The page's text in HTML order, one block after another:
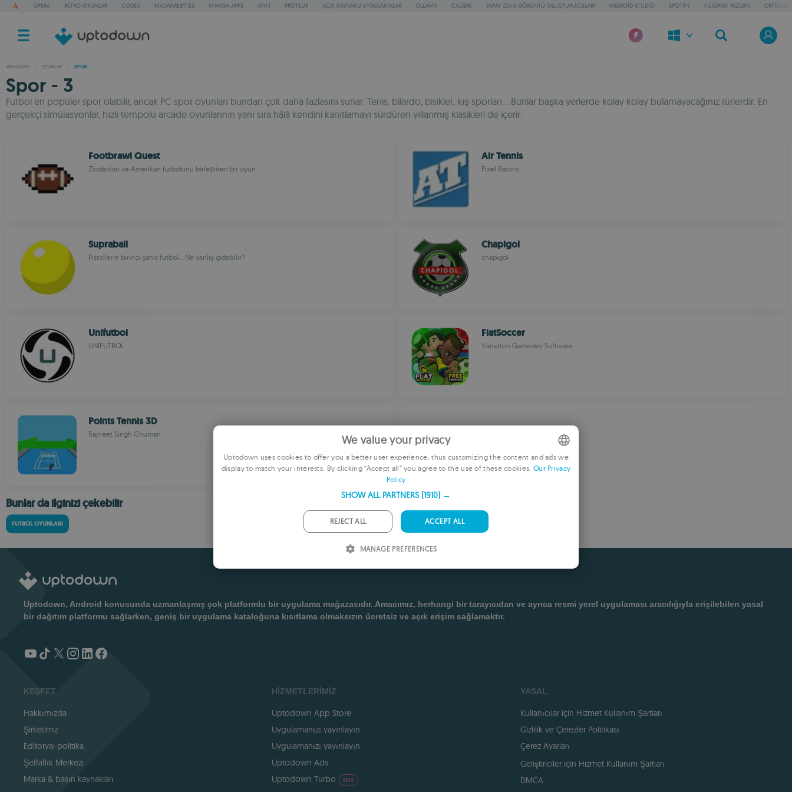
OPERA RETRO OYUNLAR CODEX MALWAREBYTES MANGA APPS ANKI PROTEUS AÇIK KAYNAKLI UYGULAMALAR OLLAMA CALIBRE YAPAY ZEKA GÖRÜNTÜ OLUŞTURUCULARI ANDROID STUDIO SPOTIFY FILIGRAN YAZILIMI
WINDOWS / OYUNLAR / SPOR
Spor - 3
Futbol en popüler spor olabilir, ancak PC spor oyunları bundan çok daha fazlasını sunar. Tenis, bilardo, bisiklet, kış sporları... Bunlar başka yerlerde kolay kolay bulamayacağınız türlerdir. En
gerçekçi simülasyonlar, hızlı tempolu arcade oyunlarının yanı sıra hâlâ kendini kanıtlamayı sürdüren yıllanmış klasikleri de içerir.
Footbrawl Quest
Zindanları ve Amerikan futbolunu birleştiren bir oyun
Air Tennis
Pixel Barons
Supraball
Pistollerle birinci şahıs futbol... Ne yanlış gidebilir?
Chapigol
chapigol
Unifutbol
UNIFUTBOL
FlatSoccer
Vanelton Gamedev Software
Points Tennis 3D
Rajneet Singh Ghuman
Bunlar da ilginizi çekebilir
FUTBOL OYUNLARI
Uptodown, Android konusunda uzmanlaşmış çok platformlu bir uygulama mağazasıdır. Amacımız, herhangi bir tarayıcıdan ve ayrıca resmi yerel uygulaması aracılığıyla erişilebilen yasal
bir dağıtım platformu sağlarken, geniş bir uygulama kataloğuna kısıtlama olmaksızın ücretsiz ve açık erişim sağlamaktır.
KEŞFET
Hakkımızda
Şirketimiz
Editoryal politika
Şeffaflık Merkezi
Marka & basın kaynakları
HIZMETLERIMIZ
Uptodown App Store
Uygulamanızı yayınlayın
Uygulamanızı yayınlayın
Uptodown Ads
Uptodown Turbo
YENI
YASAL
Kullanıcılar için Hizmet Kullanım Şartları
Gizlilik ve Çerezler Politikası
Çerez Ayarları
Geliştiriciler için Hizmet Kullanım Şartları
DMCA
ENGLISH
SPANISH
We value your privacy
Uptodown uses cookies to offer you a better user experience, thus customizing the content and ads we
display to match your interests. By clicking “Accept all” you agree to the use of these cookies. Our Privacy
Policy
SHOW ALL PARTNERS (1910) →
ACCEPT ALL
REJECT ALL
MANAGE PREFERENCES